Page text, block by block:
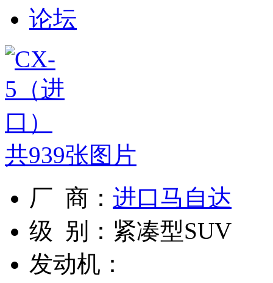
论坛
共939张图片
厂 商： 进口马自达
级 别： 紧凑型SUV
发动机：